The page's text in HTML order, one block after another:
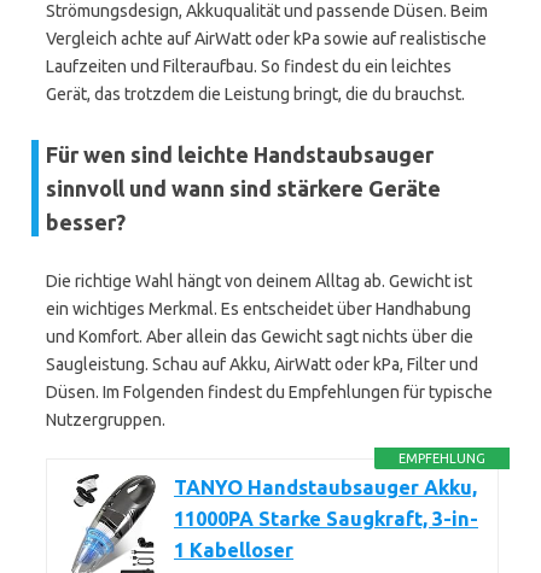
Strömungsdesign, Akkuqualität und passende Düsen. Beim
Vergleich achte auf AirWatt oder kPa sowie auf realistische
Laufzeiten und Filteraufbau. So findest du ein leichtes
Gerät, das trotzdem die Leistung bringt, die du brauchst.
Für wen sind leichte Handstaubsauger
sinnvoll und wann sind stärkere Geräte
besser?
Die richtige Wahl hängt von deinem Alltag ab. Gewicht ist
ein wichtiges Merkmal. Es entscheidet über Handhabung
und Komfort. Aber allein das Gewicht sagt nichts über die
Saugleistung. Schau auf Akku, AirWatt oder kPa, Filter und
Düsen. Im Folgenden findest du Empfehlungen für typische
Nutzergruppen.
EMPFEHLUNG
TANYO Handstaubsauger Akku,
11000PA Starke Saugkraft, 3-in-
1 Kabelloser